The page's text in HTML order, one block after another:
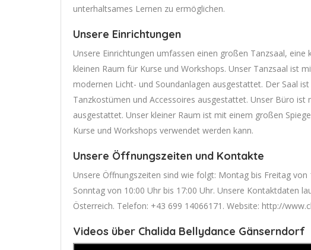
unterhaltsames Lernen zu ermöglichen.
Unsere Einrichtungen
Unsere Einrichtungen umfassen einen großen Tanzsaal,
kleinen Raum für Kurse und Workshops. Unser Tanzsaal ist
modernen Licht- und Soundanlagen ausgestattet. Der Saal
Tanzkostümen und Accessoires ausgestattet. Unser Büro
ausgestattet. Unser kleiner Raum ist mit einem großen
Kurse und Workshops verwendet werden kann.
Unsere Öffnungszeiten und Kontakte
Unsere Öffnungszeiten sind wie folgt: Montag bis Freitag von
Sonntag von 10:00 Uhr bis 17:00 Uhr. Unsere Kontaktdaten
Österreich. Telefon: +43 699 14066171. Website: http://
Videos über Chalida Bellydance Gänserndorf